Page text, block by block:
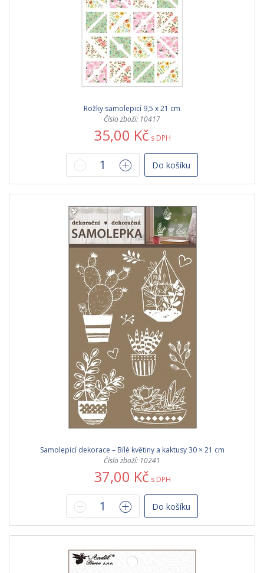
Rožky samolepicí 9,5 x 21 cm
Číslo zboží: 10417
35,00 Kč s DPH
Do košíku
Samolepicí dekorace – Bílé květiny a kaktusy 30 × 21 cm
Číslo zboží: 10241
37,00 Kč s DPH
Do košíku